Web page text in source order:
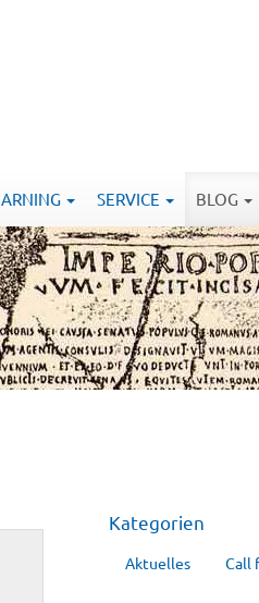
SERVICE BLOG
Kategorien
Aktuelles Call